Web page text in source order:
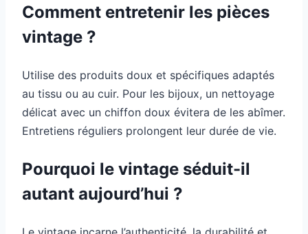
Comment entretenir les pièces
vintage ?
Utilise des produits doux et spécifiques adaptés
au tissu ou au cuir. Pour les bijoux, un nettoyage
délicat avec un chiffon doux évitera de les abîmer.
Entretiens réguliers prolongent leur durée de vie.
Pourquoi le vintage séduit-il
autant aujourd’hui ?